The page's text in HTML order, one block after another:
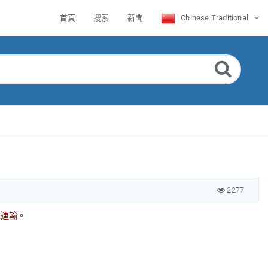
首頁 搜索 新聞 Chinese Traditional
2277
輸。